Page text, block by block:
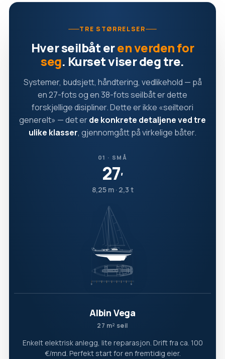
TRE STØRRELSER
Hver seilbåt eren verden for
seg. Kurset viser deg tre.
Systemer, budsjett, håndtering, vedlikehold — på
en 27-fots og en 38-fots seilbåt er dette
forskjellige disipliner. Dette er ikke «seilteori
generelt» — det erde konkrete detaljene ved tre
ulike klasser, gjennomgått på virkelige båter.
01 · SMÅ
27′
8,25 m · 2,3 t
Albin Vega
27 m² seil
Enkelt elektrisk anlegg, lite reparasjon. Drift fra ca. 100
€/mnd. Perfekt start for en fremtidig eier.